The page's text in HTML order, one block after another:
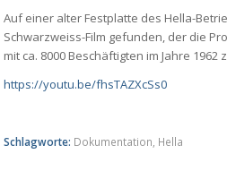
Auf einer alter Festplatte des Hella-
Schwarzweiss-Film gefunden, der die
mit ca. 8000 Beschäftigten im Jahre 1962
https://youtu.be/fhsTAZXcSs0
Schlagworte: Dokumentation Hella